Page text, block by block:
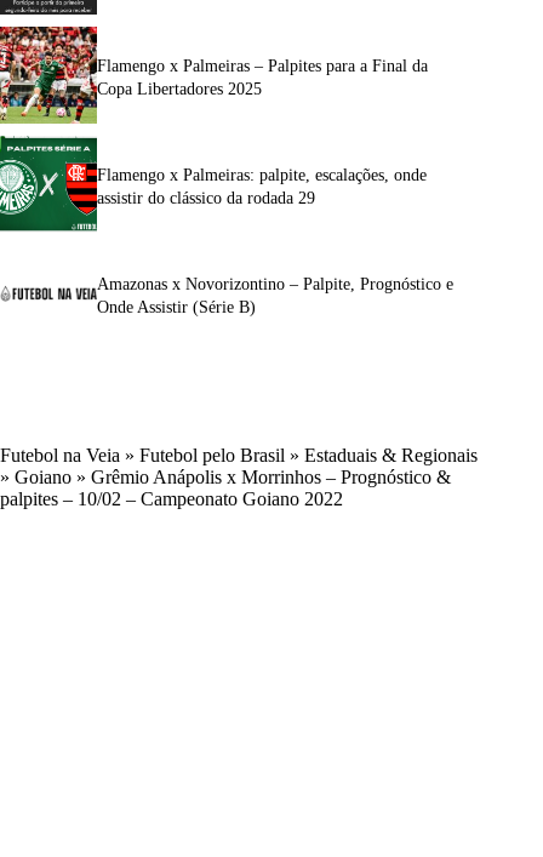
Flamengo x Palmeiras – Palpites para a Final da
Copa Libertadores 2025
Flamengo x Palmeiras: palpite, escalações, onde
assistir do clássico da rodada 29
Amazonas x Novorizontino – Palpite, Prognóstico e
Onde Assistir (Série B)
Futebol na Veia » Futebol pelo Brasil » Estaduais & Regionais
» Goiano » Grêmio Anápolis x Morrinhos – Prognóstico &
palpites – 10/02 – Campeonato Goiano 2022